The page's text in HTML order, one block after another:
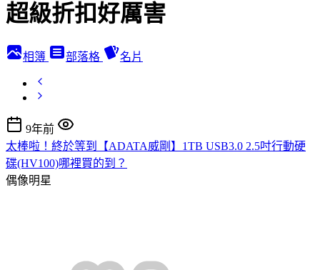
超級折扣好厲害
相簿 部落格 名片
9年前
太棒啦！終於等到【ADATA威剛】1TB USB3.0 2.5吋行動硬
碟(HV100)哪裡買的到？
偶像明星